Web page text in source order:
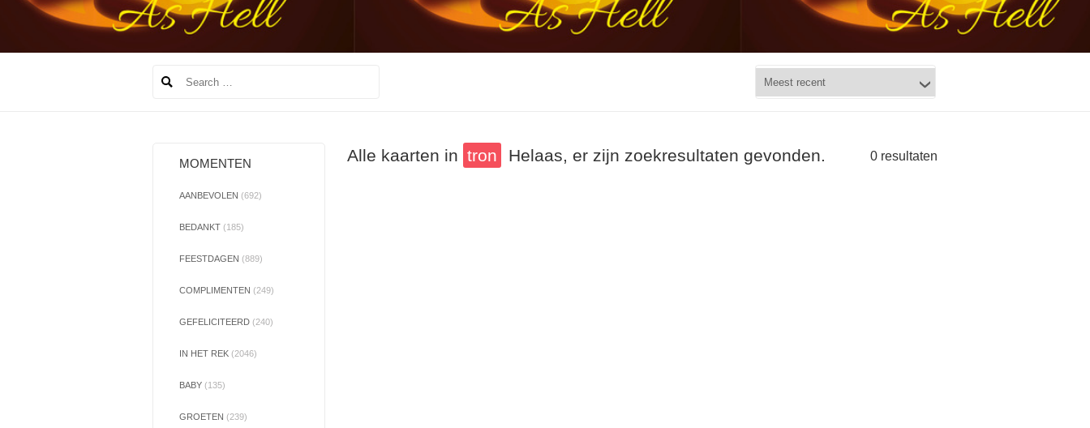
MOMENTEN
AANBEVOLEN (692)
BEDANKT (185)
FEESTDAGEN (889)
COMPLIMENTEN (249)
GEFELICITEERD (240)
IN HET REK (2046)
BABY (135)
GROETEN (239)
Alle kaarten in tron 0 resultaten
Helaas, er zijn zoekresultaten gevonden.